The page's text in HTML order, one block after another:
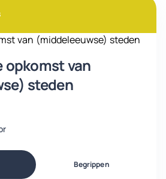
opkomst van
steden
Begrippen